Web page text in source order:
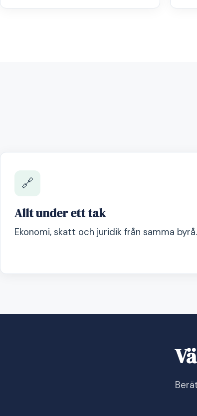
🔗
Allt under ett tak
Ekonomi, skatt och juridik från samma byrå.